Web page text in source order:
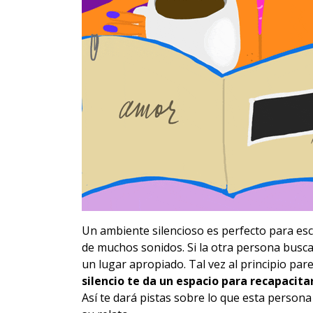
Un ambiente silencioso es perfecto para
de muchos sonidos. Si la otra persona
un lugar apropiado. Tal vez al principio
silencio te da un espacio para
Así te dará pistas sobre lo que esta